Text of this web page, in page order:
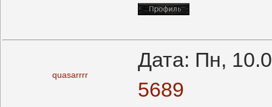
quasarrrr
Дата: Пн,
5689